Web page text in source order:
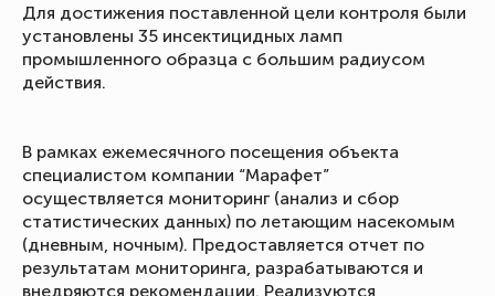
Для достижения поставленной цели контроля были
установлены 35 инсектицидных ламп
промышленного образца с большим радиусом
действия.
В рамках ежемесячного посещения объекта
специалистом компании “Марафет”
осуществляется мониторинг (анализ и сбор
статистических данных) по летающим насекомым
(дневным, ночным). Предоставляется отчет по
результатам мониторинга, разрабатываются и
внедряются рекомендации. Реализуются